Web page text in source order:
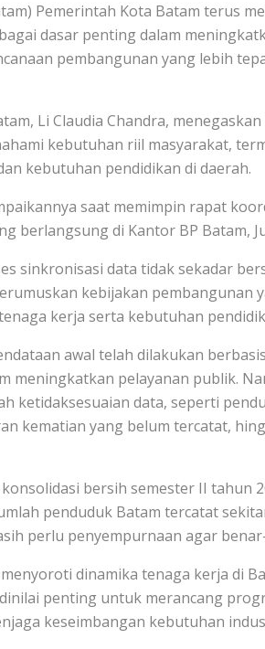
Pemerintah Kota Batam terus
dasar penting dalam
pembangunan yang lebih
Li Claudia Chandra,
kebutuhan riil masyarakat,
kebutuhan pendidikan di daerah.
saat memimpin rapat
berlangsung di Kantor BP Batam,
sinkronisasi data tidak sekadar
kebijakan pembangunan
kerja serta kebutuhan
awal telah dilakukan
meningkatkan pelayanan publik.
ketidaksesuaian data, seperti
kematian yang belum tercatat,
bersih semester II tahun
penduduk Batam tercatat
perlu penyempurnaan agar
dinamika tenaga kerja di
penting untuk merancang
keseimbangan kebutuhan